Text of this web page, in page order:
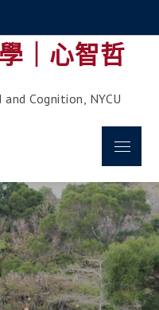
｜心智哲
Cognition, NYCU
Menu